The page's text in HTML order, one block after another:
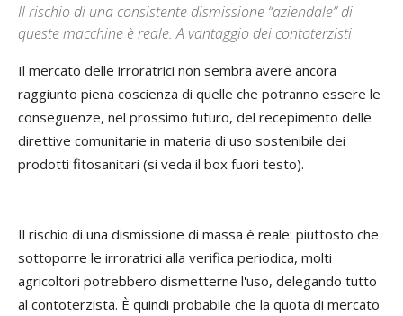
Il rischio di una consistente dismissione “aziendale” di
queste macchine è reale. A vantaggio dei contoterzisti
Il mercato delle irroratrici non sembra avere ancora
raggiunto piena coscienza di quelle che potranno essere le
conseguenze, nel prossimo futuro, del recepimento delle
direttive comunitarie in materia di uso sostenibile dei
prodotti fitosanitari (si veda il box fuori testo).
Il rischio di una dismissione di massa è reale: piuttosto che
sottoporre le irroratrici alla verifica periodica, molti
agricoltori potrebbero dismetterne l'uso, delegando tutto
al contoterzista. È quindi probabile che la quota di mercato